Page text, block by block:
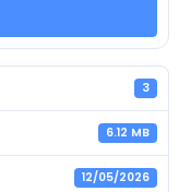
3
6.12 MB
12/05/2026